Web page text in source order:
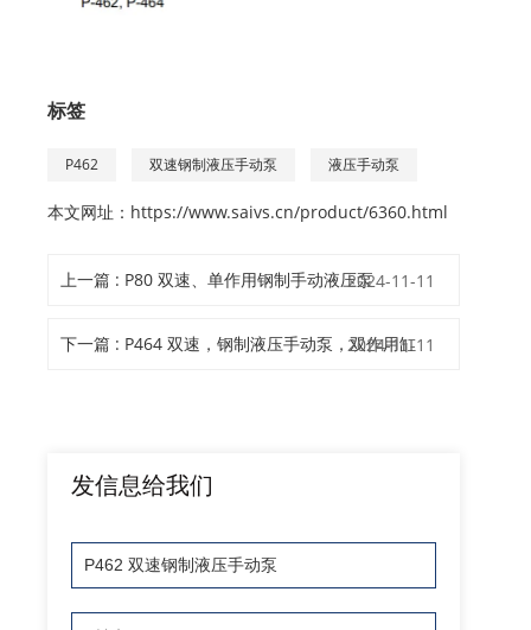
标签
P462 双速钢制液压手动泵 液压手动泵
本文网址： https://www.saivs.cn/product/6360.html
上一篇 : P80 双速、单作用钢制手动液压泵2024-11-11
下一篇 : P464 双速，钢制液压手动泵，双作用缸
2024-11-11
发信息给我们